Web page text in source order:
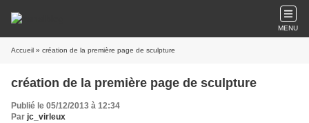
MENU
Accueil » création de la première page de sculpture
création de la première page de sculpture
Publié le 05/12/2013 à 12:34
Par jc_virleux